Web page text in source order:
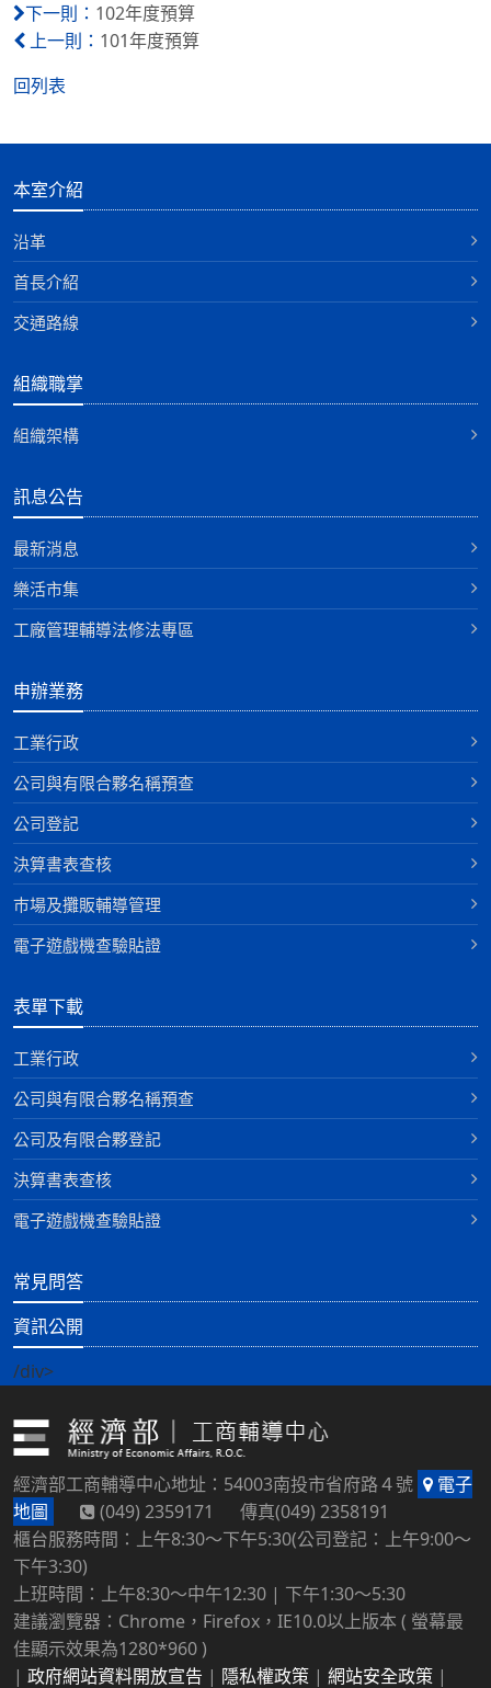
下一則： 102年度預算
上一則： 101年度預算
回列表
本室介紹
沿革
首長介紹
交通路線
組織職掌
組織架構
訊息公告
最新消息
樂活市集
工廠管理輔導法修法專區
申辦業務
工業行政
公司與有限合夥名稱預查
公司登記
決算書表查核
巿場及攤販輔導管理
電子遊戲機查驗貼證
表單下載
工業行政
公司與有限合夥名稱預查
公司及有限合夥登記
決算書表查核
電子遊戲機查驗貼證
常見問答
資訊公開
/div>
經濟部工商輔導中心地址：54003南投市省府路４號
電子
地圖
(049) 2359171 傳真(049) 2358191
櫃台服務時間：上午8:30～下午5:30(公司登記：上午9:00～
下午3:30)
上班時間：上午8:30～中午12:30 | 下午1:30～5:30
建議瀏覽器：Chrome，Firefox，IE10.0以上版本 ( 螢幕最
佳顯示效果為1280*960 )
| 政府網站資料開放宣告 | 隱私權政策 | 網站安全政策 |